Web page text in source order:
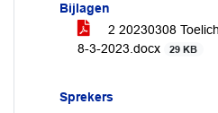
Bijlagen
2 20230308
8-3-2023.docx
29 KB
Sprekers